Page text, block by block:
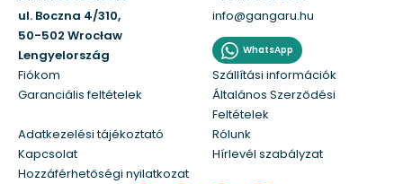
ul. Boczna 4/310,
50-502 Wrocław
Lengyelország
info@gangaru.hu
WhatsApp
Fiókom
Szállítási információk
Garanciális feltételek
Általános Szerződési
Feltételek
Adatkezelési tájékoztató
Rólunk
Kapcsolat
Hírlevél szabályzat
Hozzáférhetőségi nyilatkozat